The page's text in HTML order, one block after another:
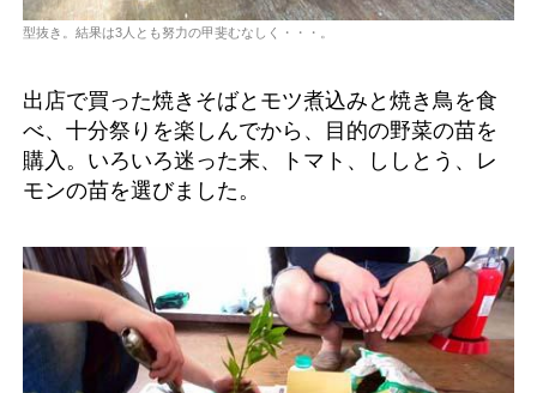
型抜き。結果は3人とも努力の甲斐むなしく・・・。
出店で買った焼きそばとモツ煮込みと焼き鳥を食
べ、十分祭りを楽しんでから、目的の野菜の苗を
購入。いろいろ迷った末、トマト、ししとう、レ
モンの苗を選びました。